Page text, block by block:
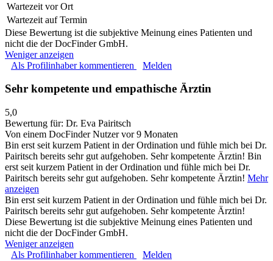
Wartezeit vor Ort
Wartezeit auf Termin
Diese Bewertung ist die subjektive Meinung eines Patienten und
nicht die der DocFinder GmbH.
Weniger anzeigen
Als Profilinhaber kommentieren
Melden
Sehr kompetente und empathische Ärztin
5,0
Bewertung für: Dr. Eva Pairitsch
Von einem DocFinder Nutzervor 9 Monaten
Bin erst seit kurzem Patient in der Ordination und fühle mich bei Dr.
Pairitsch bereits sehr gut aufgehoben. Sehr kompetente Ärztin! Bin
erst seit kurzem Patient in der Ordination und fühle mich bei Dr.
Pairitsch bereits sehr gut aufgehoben. Sehr kompetente Ärztin! Mehr
anzeigen
Bin erst seit kurzem Patient in der Ordination und fühle mich bei Dr.
Pairitsch bereits sehr gut aufgehoben. Sehr kompetente Ärztin!
Diese Bewertung ist die subjektive Meinung eines Patienten und
nicht die der DocFinder GmbH.
Weniger anzeigen
Als Profilinhaber kommentieren
Melden